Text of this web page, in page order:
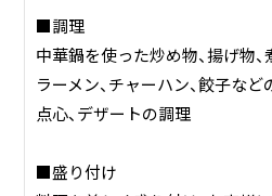
■調理
中華鍋を使った炒め物、揚げ物
ラーメン、チャーハン、餃子など
点心、デザートの調理
■盛り付け